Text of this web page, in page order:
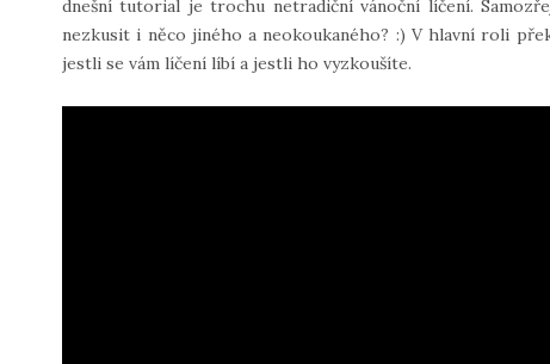
dnešní tutorial je trochu netradiční vánoční líčení.
nezkusit i něco jiného a neokoukaného? :) V hlavní roli
jestli se vám líčení líbí a jestli ho vyzkoušíte.